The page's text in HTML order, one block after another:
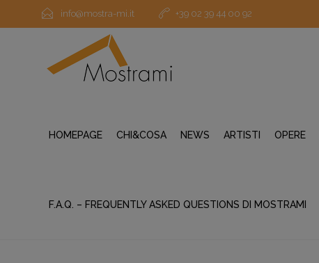
info@mostra-mi.it +39 02 39 44 00 92
HOMEPAGE CHI&COSA NEWS ARTISTI OPERE
F.A.Q. – FREQUENTLY ASKED QUESTIONS DI MOSTRAMI